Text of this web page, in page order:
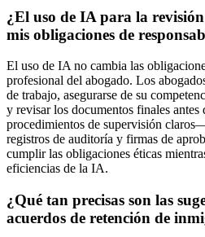
¿El uso de IA para la
mis obligaciones de
El uso de IA no cambia las
profesional del abogado. Los
de trabajo, asegurarse de su
y revisar los documentos finales
procedimientos de supervisión
registros de auditoría y firmas de
cumplir las obligaciones éticas
eficiencias de la IA.
¿Qué tan precisas son las
acuerdos de retención de